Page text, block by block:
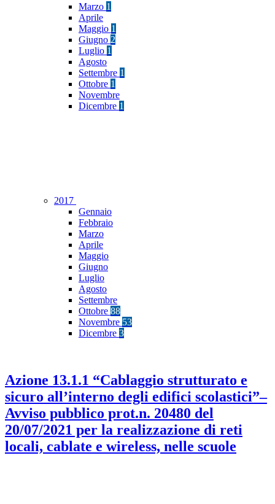
Marzo 1
Aprile
Maggio 1
Giugno 2
Luglio 1
Agosto
Settembre 1
Ottobre 1
Novembre
Dicembre 1
2017
Gennaio
Febbraio
Marzo
Aprile
Maggio
Giugno
Luglio
Agosto
Settembre
Ottobre 88
Novembre 53
Dicembre 3
Azione 13.1.1 “Cablaggio strutturato e
sicuro all’interno degli edifici scolastici”–
Avviso pubblico prot.n. 20480 del
20/07/2021 per la realizzazione di reti
locali, cablate e wireless, nelle scuole